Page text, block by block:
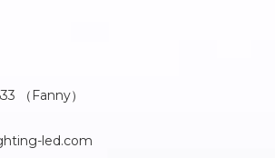
（Fanny）
led.com